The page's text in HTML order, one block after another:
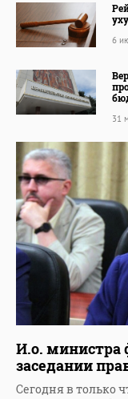
6
31
И.о. министра
заседании
Сегодня в только